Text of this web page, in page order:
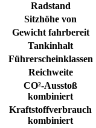
Radstand
Sitzhöhe von
Gewicht fahrbereit
Tankinhalt
Führerscheinklassen
Reichweite
CO²-Ausstoß
kombiniert
Kraftstoffverbrauch
kombiniert